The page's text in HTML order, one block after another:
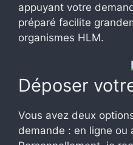
appuyant votre
préparé facilite
organismes HLM.
Déposer
Vous avez deux
demande : en ligne ou